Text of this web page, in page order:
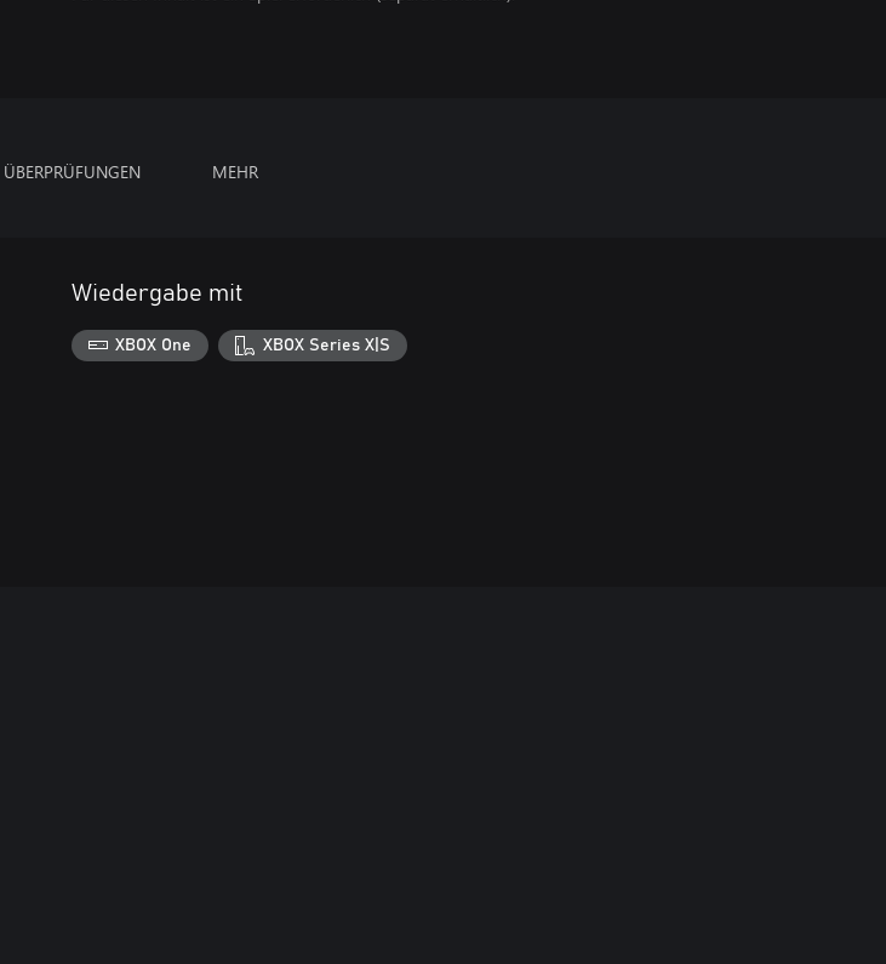
ÜBERPRÜFUNGEN MEHR
Wiedergabe mit
XBOX One XBOX Series X|S